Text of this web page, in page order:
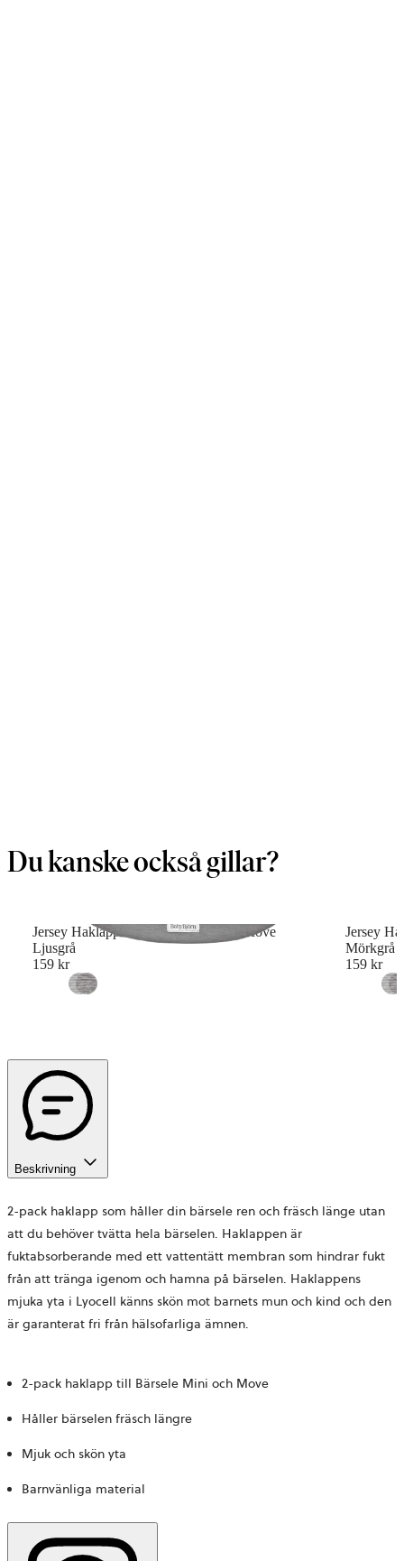
Du kanske också gillar?
Jersey Haklapp till Bärsele Mini och Move
Ljusgrå
159 kr
Jersey
Mörkgrå
159 kr
Beskrivning
2-pack haklapp som håller din bärsele ren och fräsch länge utan
att du behöver tvätta hela bärselen. Haklappen är
fuktabsorberande med ett vattentätt membran som hindrar fukt
från att tränga igenom och hamna på bärselen. Haklappens
mjuka yta i Lyocell känns skön mot barnets mun och kind och den
är garanterat fri från hälsofarliga ämnen.
2-pack haklapp till Bärsele Mini och Move
Håller bärselen fräsch längre
Mjuk och skön yta
Barnvänliga material